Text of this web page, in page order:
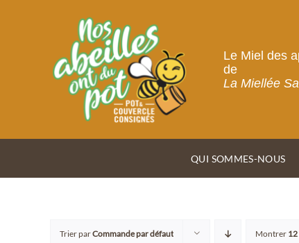
Le Miel des
de
La Miellée
QUI SOMMES-NOUS
Trier parCommande par défaut Montrer